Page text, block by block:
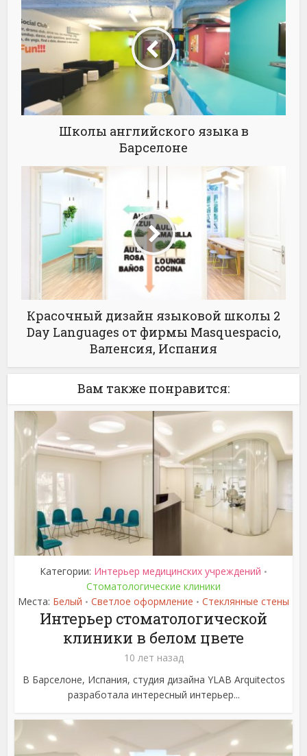
Школы английского языка в
Барселоне
Красочный дизайн языковой школы 2
Day Languages от фирмы Masquespacio,
Валенсия, Испания
Вам также понравится:
Категории: Интерьер медицинских учреждений •
Стоматологические клиники
Места: Белый • Светлое оформление • Стеклянные стены
Интерьер стоматологической
клиники в белом цвете
10 лет назад
В Барселоне, Испания, студия дизайна YLAB Arquitectos
разработала интересный интерьер...